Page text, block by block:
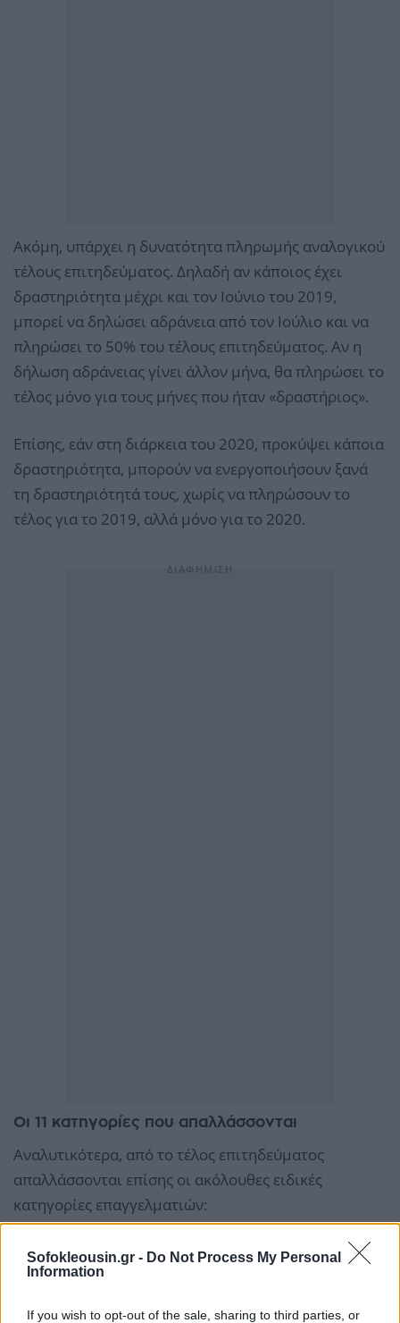
Sofokleousin.gr - Do Not Process My Personal
Information
If you wish to opt-out of the sale, sharing to third parties, or
Ακόμη, υπάρχει η δυνατότητα πληρωμής αναλογικού
τέλους επιτηδεύματος. Δηλαδή αν κάποιος έχει
δραστηριότητα μέχρι και τον Ιούνιο του 2019,
μπορεί να δηλώσει αδράνεια από τον Ιούλιο και να
πληρώσει το 50% του τέλους επιτηδεύματος. Αν η
δήλωση αδράνειας γίνει άλλον μήνα, θα πληρώσει το
τέλος μόνο για τους μήνες που ήταν «δραστήριος».
Επίσης, εάν στη διάρκεια του 2020, προκύψει κάποια
δραστηριότητα, μπορούν να ενεργοποιήσουν ξανά
τη δραστηριότητά τους, χωρίς να πληρώσουν το
τέλος για το 2019, αλλά μόνο για το 2020.
Οι 11 κατηγορίες που απαλλάσσονται
Αναλυτικότερα, από το τέλος επιτηδεύματος
απαλλάσσονται επίσης οι ακόλουθες ειδικές
κατηγορίες επαγγελματιών: